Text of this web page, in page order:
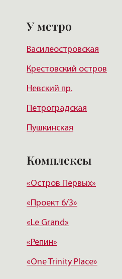
Василеостровский район
Московский район
Курортный район
У метро
Василеостровская
Крестовский остров
Невский пр.
Петроградская
Пушкинская
Чкаловская
Балтийская
Старая деревня
Удельная
Комплексы
«Остров Первых»
«Проект 6/3»
«Le Grand»
«Репин»
«One Trinity Place»